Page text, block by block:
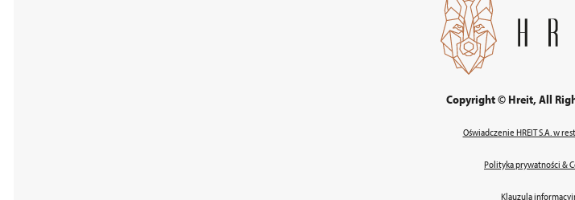
Copyright © Hreit, All
Oświadczenie HREIT S.A. w
Polityka prywatności &
Klauzula